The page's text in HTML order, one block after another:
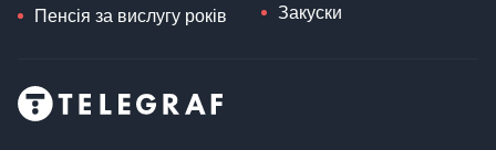
Пенсія за вислугу років Закуски